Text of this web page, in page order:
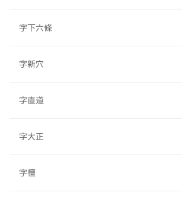
字下六條
字新穴
字直道
字大正
字檀